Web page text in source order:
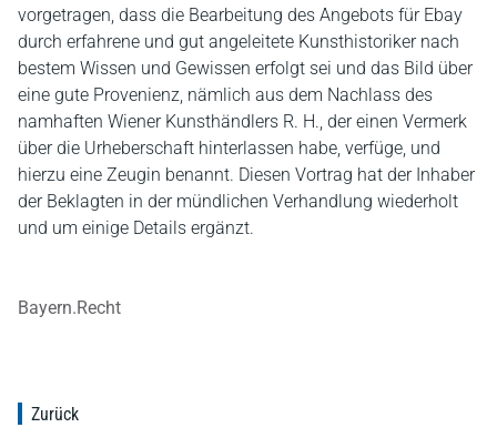
vorgetragen, dass die Bearbeitung des Angebots für Ebay
durch erfahrene und gut angeleitete Kunsthistoriker nach
bestem Wissen und Gewissen erfolgt sei und das Bild über
eine gute Provenienz, nämlich aus dem Nachlass des
namhaften Wiener Kunsthändlers R. H., der einen Vermerk
über die Urheberschaft hinterlassen habe, verfüge, und
hierzu eine Zeugin benannt. Diesen Vortrag hat der Inhaber
der Beklagten in der mündlichen Verhandlung wiederholt
und um einige Details ergänzt.
Bayern.Recht
Zurück